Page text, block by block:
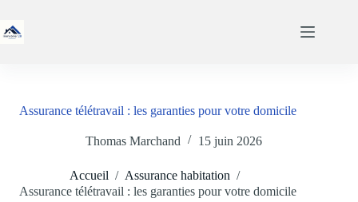
contenu
Assurance télétravail : les garanties pour votre domicile
Thomas Marchand 15 juin 2026
Accueil / Assurance habitation /
Assurance télétravail : les garanties pour votre domicile